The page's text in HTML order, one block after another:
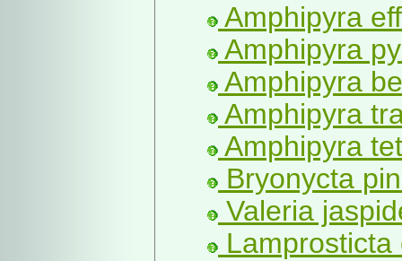
Amphipyra
Amphipyra
Amphipyra
Amphipyra
Amphipyra
Bryonycta
Valeria